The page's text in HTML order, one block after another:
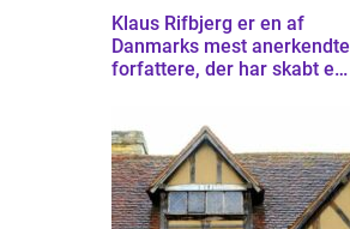
Klaus Rifbjerg er en af
Danmarks mest anerkendte
forfattere, der har skabt en
forskellige genrer og
stilarter